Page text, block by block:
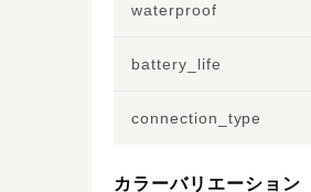
waterproof
battery_life
connection_type
カラーバリエーション